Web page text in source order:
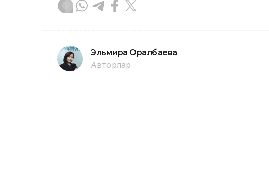
Эльмира Оралбаева
Авторлар